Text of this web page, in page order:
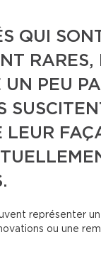
QUI
PEU
LEUR
représenter
ou une